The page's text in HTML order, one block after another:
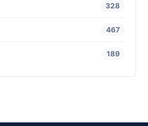
328
467
189